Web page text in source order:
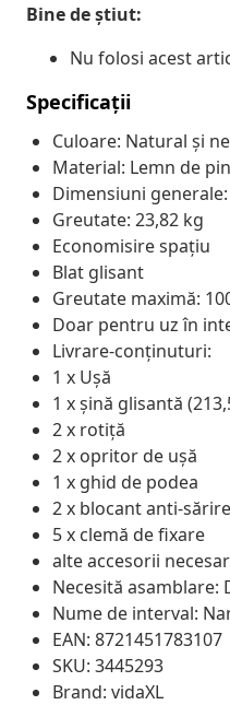
Bine de știut:
Nu folosi acest
Specificații
Culoare: Natural și
Material: Lemn de
Dimensiuni generale:
Greutate: 23,82 kg
Economisire spațiu
Blat glisant
Greutate maximă:
Doar pentru uz în
Livrare-conținuturi:
1 x Ușă
1 x șină glisantă
2 x rotiță
2 x opritor de ușă
1 x ghid de podea
2 x blocant anti-sărire
5 x clemă de fixare
alte accesorii
Necesită asamblare:
Nume de interval:
EAN: 8721451783107
SKU: 3445293
Brand: vidaXL